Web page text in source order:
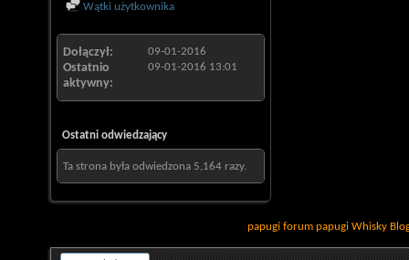
Wątki użytkownika
Dołączył 09-01-2016
Ostatnio
aktywny
09-01-2016 13:01
Ostatni odwiedzający
Ta strona była odwiedzona 5,164 razy.
papugi forum papugi Whisky